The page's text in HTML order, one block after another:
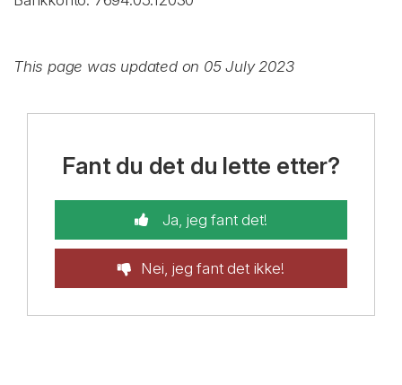
This page was updated on 05 July 2023
Fant du det du lette etter?
Ja, jeg fant det!
Nei, jeg fant det ikke!